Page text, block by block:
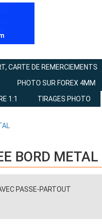
CARTE DE REMERCIEMENTS
PHOTO SUR FOREX 4MM
1:1
TIRAGES PHOTO
BORD METAL
PASSE-PARTOUT